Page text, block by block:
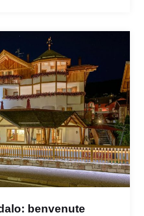
benvenute